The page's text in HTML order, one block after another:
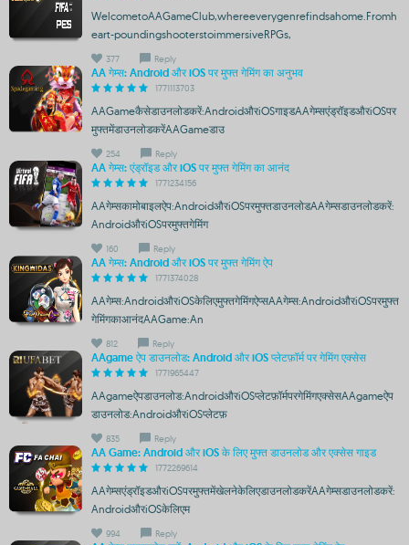
WelcometoAAGameClub,whereeverygenrefindsahome.Fromh
eart-poundingshooterstoimmersiveRPGs,
377 Reply
AA गेम्स: Android और iOS पर मुफ्त गेमिंग का अनुभव
1771113703
AAGameकैसेडाउनलोडकरें:AndroidऔरiOSगाइडAAगेम्सएंड्रॉइडऔरiOSपर
मुफ्तमेंडाउनलोडकरेंAAGameडाउ
254 Reply
AA गेम्स: एंड्रॉइड और iOS पर मुफ्त गेमिंग का आनंद
1771234156
AAगेम्सकामोबाइलऐप:AndroidऔरiOSपरमुफ्तडाउनलोडAAगेम्सडाउनलोडकरें:
AndroidऔरiOSपरमुफ्तगेमिंग
160 Reply
AA गेम्स: Android और iOS पर मुफ्त गेमिंग ऐप
1771374028
AAगेम्स:AndroidऔरiOSकेलिएमुफ्तगेमिंगऐप्सAAगेम्स:AndroidऔरiOSपरमुफ्त
गेमिंगकाआनंदAAGame:An
812 Reply
AAgame ऐप डाउनलोड: Android और iOS प्लेटफ़ॉर्म पर गेमिंग एक्सेस
1771965447
AAgameऐपडाउनलोड:AndroidऔरiOSप्लेटफ़ॉर्मपरगेमिंगएक्सेसAAgameऐप
डाउनलोड:AndroidऔरiOSप्लेटफ़
835 Reply
AA Game: Android और iOS के लिए मुफ्त डाउनलोड और एक्सेस गाइड
1772269614
AAगेम्सएंड्रॉइडऔरiOSपरमुफ्तमेंखेलनेकेलिएडाउनलोडकरेंAAगेम्सडाउनलोडकरें:
AndroidऔरiOSकेलिएम
994 Reply